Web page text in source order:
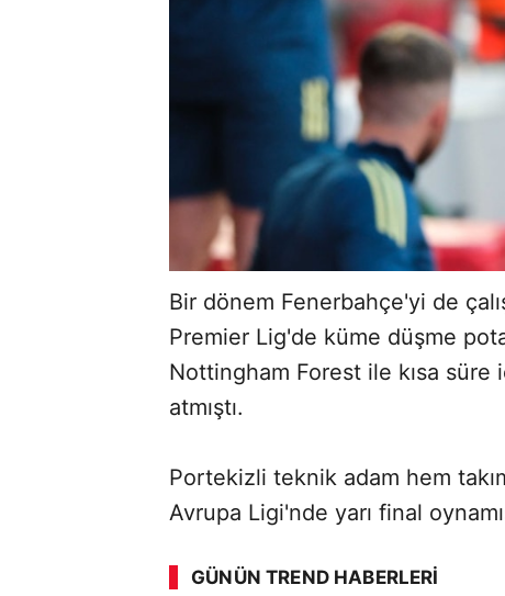
Bir dönem Fenerbahçe'yi de
Premier Lig'de küme düşme
Nottingham Forest ile kısa süre
atmıştı.
Portekizli teknik adam hem
Avrupa Ligi'nde yarı final
GÜNÜN TREND HABERLERI
00:02 / 09:08